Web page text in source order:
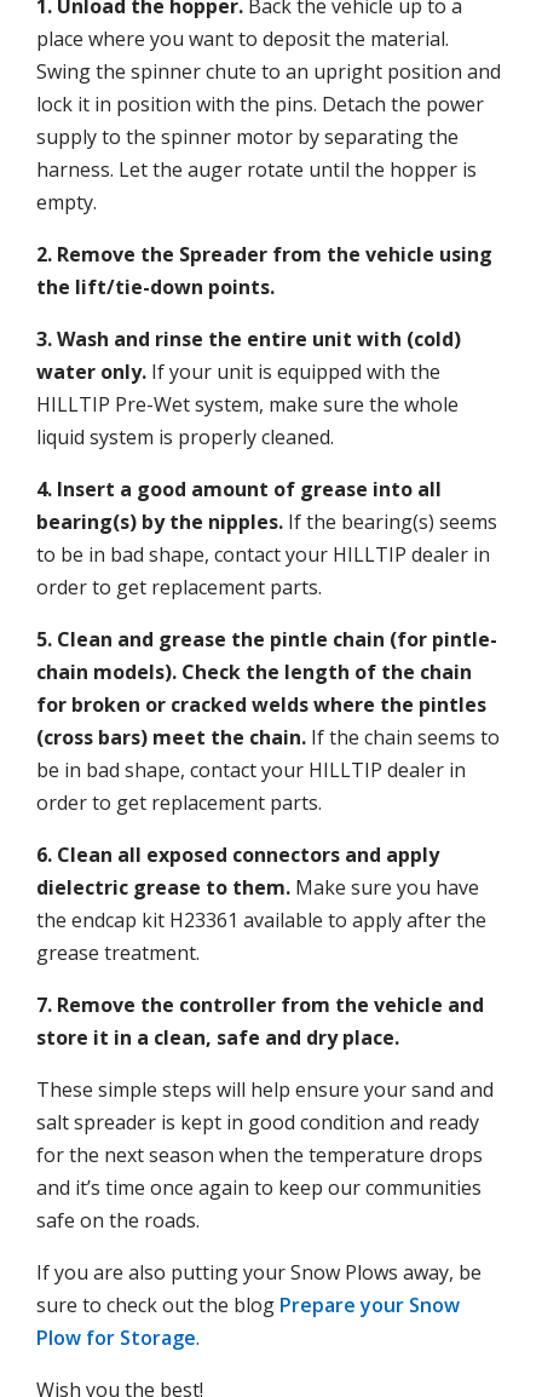
1. Unload the hopper. Back the vehicle up to a
place where you want to deposit the material.
Swing the spinner chute to an upright position and
lock it in position with the pins. Detach the power
supply to the spinner motor by separating the
harness. Let the auger rotate until the hopper is
empty.
2. Remove the Spreader from the vehicle using
the lift/tie-down points.
3. Wash and rinse the entire unit with (cold)
water only. If your unit is equipped with the
HILLTIP Pre-Wet system, make sure the whole
liquid system is properly cleaned.
4. Insert a good amount of grease into all
bearing(s) by the nipples. If the bearing(s) seems
to be in bad shape, contact your HILLTIP dealer in
order to get replacement parts.
5. Clean and grease the pintle chain (for pintle-
chain models). Check the length of the chain
for broken or cracked welds where the pintles
(cross bars) meet the chain. If the chain seems to
be in bad shape, contact your HILLTIP dealer in
order to get replacement parts.
6. Clean all exposed connectors and apply
dielectric grease to them. Make sure you have
the endcap kit H23361 available to apply after the
grease treatment.
7. Remove the controller from the vehicle and
store it in a clean, safe and dry place.
These simple steps will help ensure your sand and
salt spreader is kept in good condition and ready
for the next season when the temperature drops
and it’s time once again to keep our communities
safe on the roads.
If you are also putting your Snow Plows away, be
sure to check out the blog Prepare your Snow
Plow for Storage.
Wish you the best!